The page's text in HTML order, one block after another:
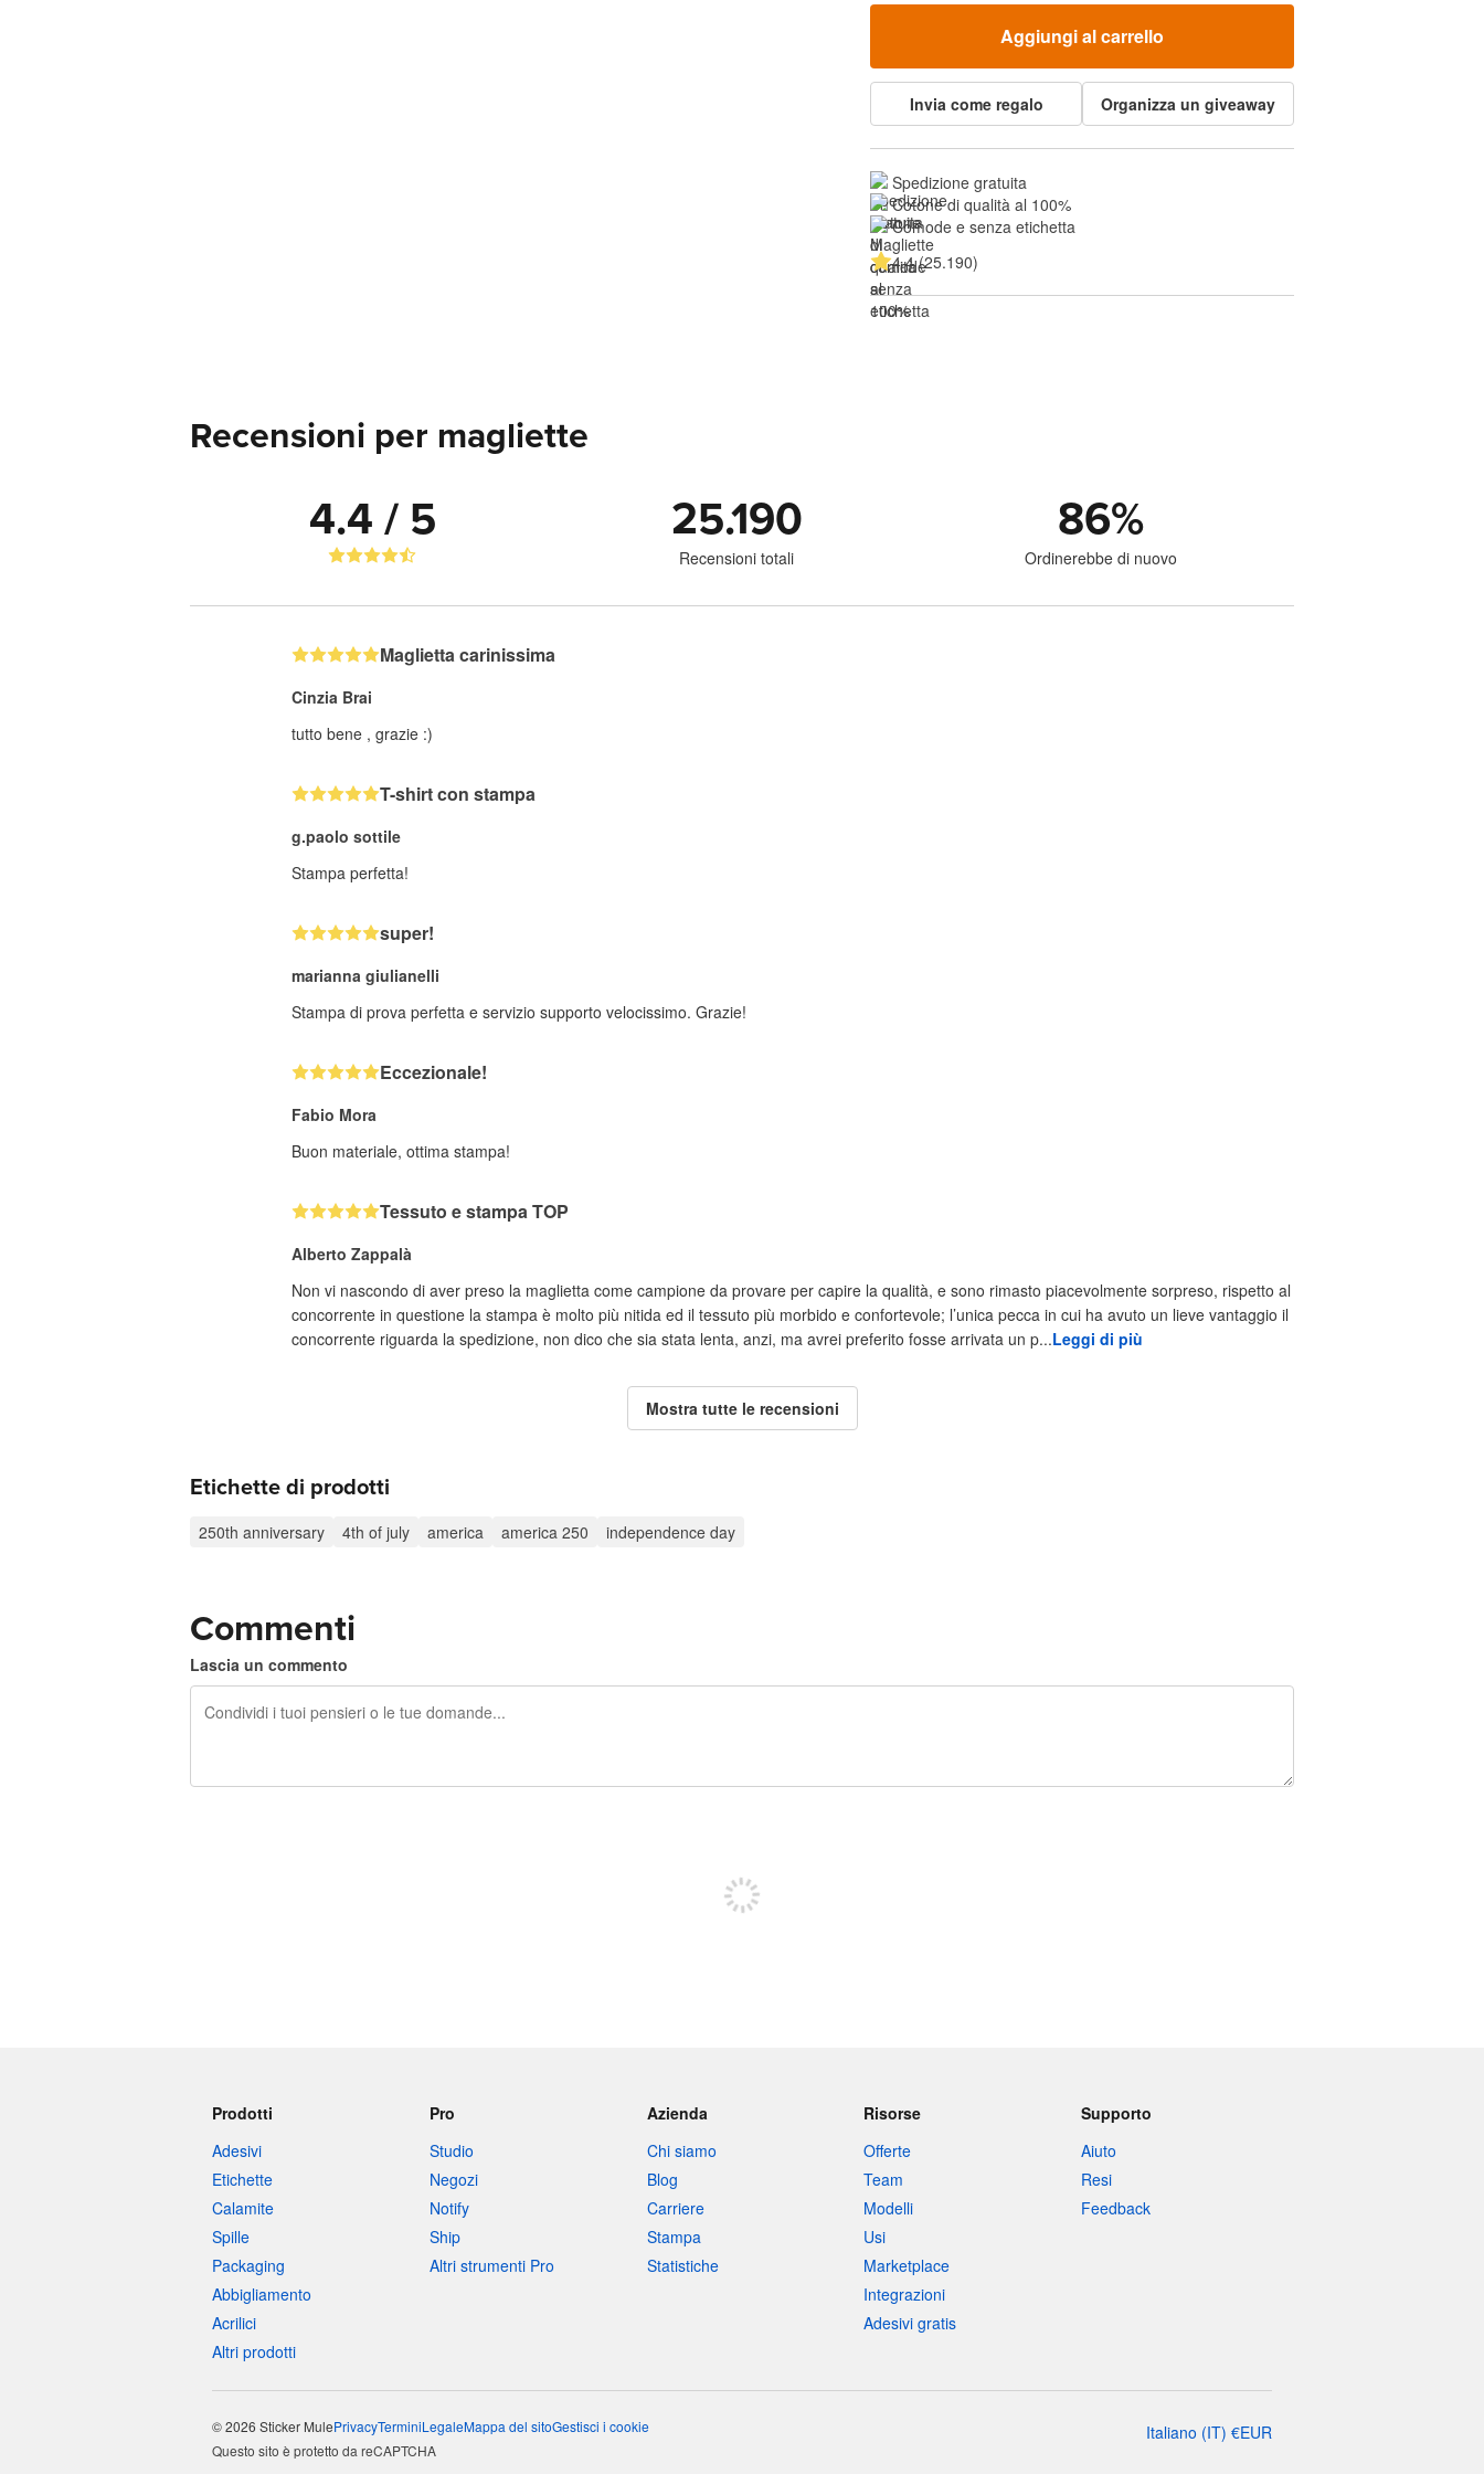
Aggiungi al carrello
Invia come regalo Organizza un giveaway
Spedizione gratuita
Cotone di qualità al 100%
Comode e senza etichetta
4.4 (25.190)
Recensioni per magliette
4.4 / 5 25.190
Recensioni totali
86%
Ordinerebbe di nuovo
Maglietta carinissima
Cinzia Brai
tutto bene , grazie :)
T-shirt con stampa
g.paolo sottile
Stampa perfetta!
super!
marianna giulianelli
Stampa di prova perfetta e servizio supporto velocissimo. Grazie!
Eccezionale!
Fabio Mora
Buon materiale, ottima stampa!
Tessuto e stampa TOP
Alberto Zappalà
Non vi nascondo di aver preso la maglietta come campione da provare per capire la qualità, e sono rimasto piacevolmente sorpreso, rispetto al
concorrente in questione la stampa è molto più nitida ed il tessuto più morbido e confortevole; l’unica pecca in cui ha avuto un lieve vantaggio il
concorrente riguarda la spedizione, non dico che sia stata lenta, anzi, ma avrei preferito fosse arrivata un p...Leggi di più
Mostra tutte le recensioni
Etichette di prodotti
250th anniversary 4th of july america america 250 independence day
Commenti
Lascia un commento
Prodotti
Adesivi
Etichette
Calamite
Spille
Packaging
Abbigliamento
Acrilici
Altri prodotti
Pro
Studio
Negozi
Notify
Ship
Altri strumenti Pro
Azienda
Chi siamo
Blog
Carriere
Stampa
Statistiche
Risorse
Offerte
Team
Modelli
Usi
Marketplace
Integrazioni
Adesivi gratis
Supporto
Aiuto
Resi
Feedback
© 2026 Sticker MulePrivacyTerminiLegaleMappa del sitoGestisci i cookie Italiano (IT) €EUR
Questo sito è protetto da reCAPTCHA